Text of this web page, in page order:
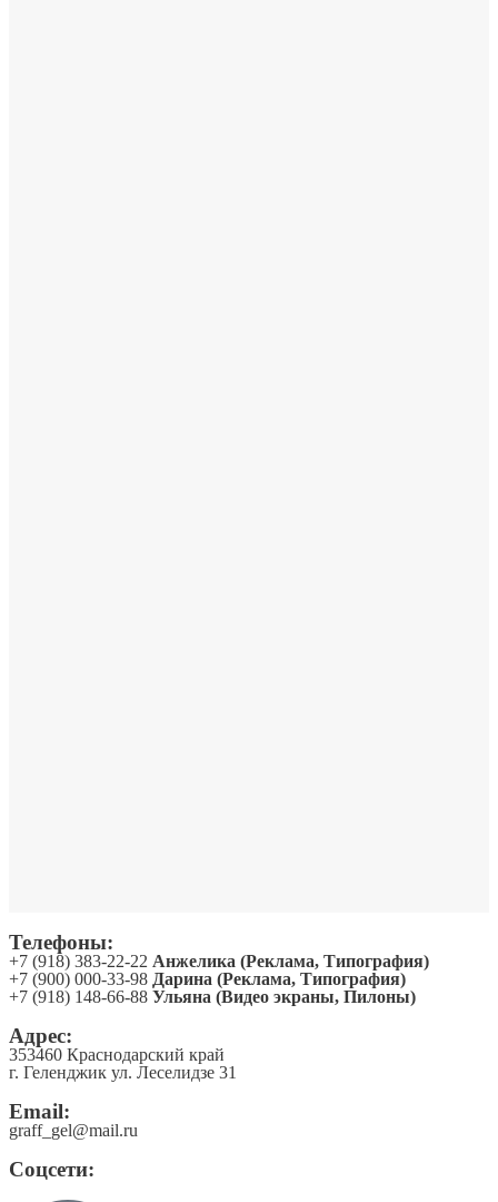
Телефоны:
+7 (918) 383-22-22 Анжелика (Реклама, Типография)
+7 (900) 000-33-98 Дарина (Реклама, Типография)
+7 (918) 148-66-88 Ульяна (Видео экраны, Пилоны)
Адрес:
353460 Краснодарский край
г. Геленджик ул. Леселидзе 31
Email:
graff_gel@mail.ru
Соцсети: